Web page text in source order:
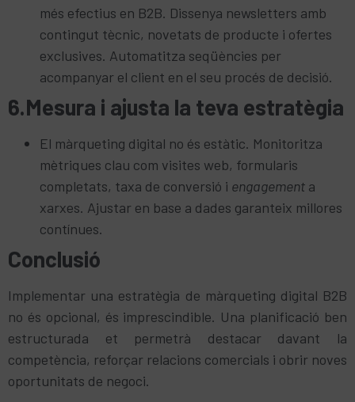
més efectius en B2B. Dissenya newsletters amb
contingut tècnic, novetats de producte i ofertes
exclusives. Automatitza seqüències per
acompanyar el client en el seu procés de decisió.
6.Mesura i ajusta la teva estratègia
El màrqueting digital no és estàtic. Monitoritza
mètriques clau com visites web, formularis
completats, taxa de conversió i engagement a
xarxes. Ajustar en base a dades garanteix millores
contínues.
Conclusió
Implementar una estratègia de màrqueting digital B2B
no és opcional, és imprescindible. Una planificació ben
estructurada et permetrà destacar davant la
competència, reforçar relacions comercials i obrir noves
oportunitats de negoci.